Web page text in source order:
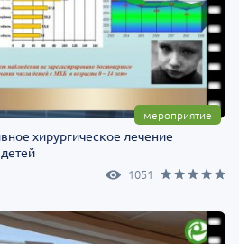
мероприятие
хирургическое лечение
1051